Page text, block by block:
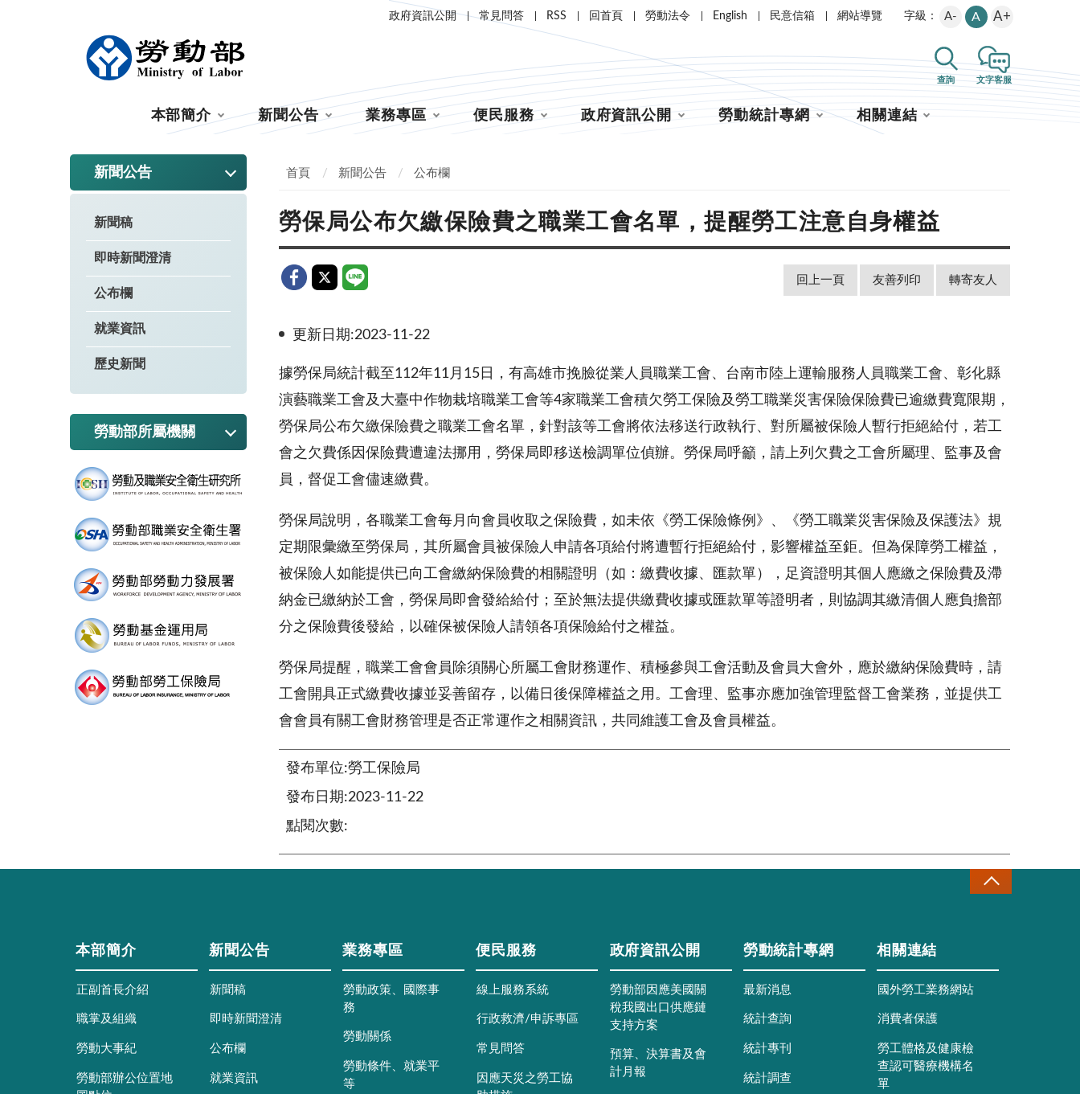
政府資訊公開 常見問答 RSS 回首頁 勞動法令 English 民意信箱 網站導覽 字級： A- A A+
查詢 文字客服
本部簡介 新聞公告 業務專區 便民服務 政府資訊公開 勞動統計專網 相關連結
新聞公告
新聞稿
即時新聞澄清
公布欄
就業資訊
歷史新聞
勞動部所屬機關
首頁 新聞公告 公布欄
勞保局公布欠繳保險費之職業工會名單，提醒勞工注意自身權益
回上一頁 友善列印 轉寄友人
更新日期:2023-11-22
據勞保局統計截至112年11月15日，有高雄市挽臉從業人員職業工會、台南市陸上運輸服務人員職業工會、彰化縣
演藝職業工會及大臺中作物栽培職業工會等4家職業工會積欠勞工保險及勞工職業災害保險保險費已逾繳費寬限期，
勞保局公布欠繳保險費之職業工會名單，針對該等工會將依法移送行政執行、對所屬被保險人暫行拒絕給付，若工
會之欠費係因保險費遭違法挪用，勞保局即移送檢調單位偵辦。勞保局呼籲，請上列欠費之工會所屬理、監事及會
員，督促工會儘速繳費。
勞保局說明，各職業工會每月向會員收取之保險費，如未依《勞工保險條例》、《勞工職業災害保險及保護法》規
定期限彙繳至勞保局，其所屬會員被保險人申請各項給付將遭暫行拒絕給付，影響權益至鉅。但為保障勞工權益，
被保險人如能提供已向工會繳納保險費的相關證明（如：繳費收據、匯款單），足資證明其個人應繳之保險費及滯
納金已繳納於工會，勞保局即會發給給付；至於無法提供繳費收據或匯款單等證明者，則協調其繳清個人應負擔部
分之保險費後發給，以確保被保險人請領各項保險給付之權益。
勞保局提醒，職業工會會員除須關心所屬工會財務運作、積極參與工會活動及會員大會外，應於繳納保險費時，請
工會開具正式繳費收據並妥善留存，以備日後保障權益之用。工會理、監事亦應加強管理監督工會業務，並提供工
會會員有關工會財務管理是否正常運作之相關資訊，共同維護工會及會員權益。
發布單位:勞工保險局
發布日期:2023-11-22
點閱次數:
本部簡介
正副首長介紹
職掌及組織
勞動大事紀
勞動部辦公位置地
新聞公告
新聞稿
即時新聞澄清
公布欄
就業資訊
業務專區
勞動政策、國際事
務
勞動關係
勞動條件、就業平
等
便民服務
線上服務系統
行政救濟/申訴專區
常見問答
因應天災之勞工協
政府資訊公開
勞動部因應美國關
稅我國出口供應鏈
支持方案
預算、決算書及會
計月報
勞動統計專網
最新消息
統計查詢
統計專刊
統計調查
相關連結
國外勞工業務網站
消費者保護
勞工體格及健康檢
查認可醫療機構名
單